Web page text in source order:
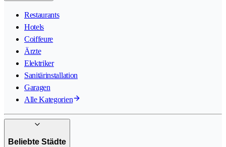
Restaurants
Hotels
Coiffeure
Ärzte
Elektriker
Sanitärinstallation
Garagen
Alle Kategorien
Beliebte Städte